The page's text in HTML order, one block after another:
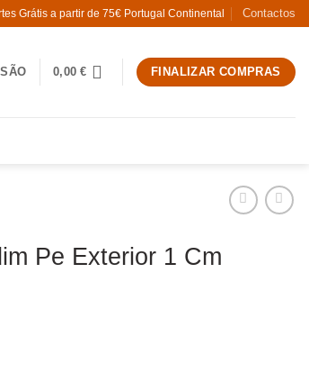
Grátis a partir de 75€ Portugal Continental Contactos
0,00€ FINALIZAR COMPRAS
Pe Exterior 1 Cm